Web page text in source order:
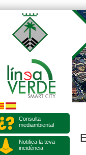
Consulta
mediambiental
Notifica la teva
incidència